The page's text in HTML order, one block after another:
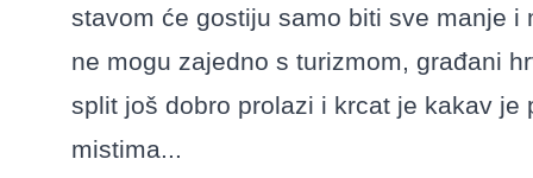
stavom će gostiju samo biti sve manje i
ne mogu zajedno s turizmom, građani
split još dobro prolazi i krcat je kakav je
mistima...